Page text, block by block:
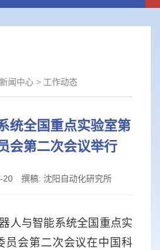
新闻中心 > 工作动态
统全国重点实验室第
会第二次会议举行
20 撰稿: 沈阳自动化研究所
人与智能系统全国重点实
员会第二次会议在中国科